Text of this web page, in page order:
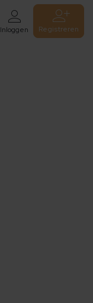
Inloggen Registreren